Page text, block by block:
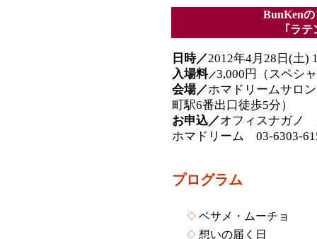
BunKenの
｢ラテ
日時／2012年4月28日(土
入場料／3,000円（スペシ
会場／ホマドリームサロ
町駅6番出口徒歩5分）
お申込／オフィスナガノ
ホマドリーム 03-6303-
プログラム
◇ ベサメ・ムーチョ
◇ 想いの届く日